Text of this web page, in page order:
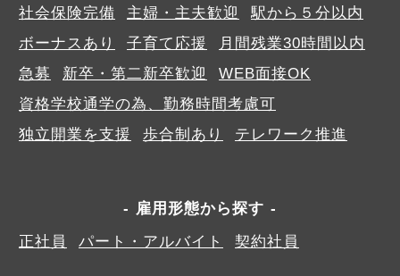
社会保険完備
主婦・主夫歓迎
駅から５分以内
ボーナスあり
子育て応援
月間残業30時間以内
急募
新卒・第二新卒歓迎
WEB面接OK
資格学校通学の為、勤務時間考慮可
独立開業を支援
歩合制あり テレワーク推進
雇用形態から探す
正社員
パート・アルバイト 契約社員